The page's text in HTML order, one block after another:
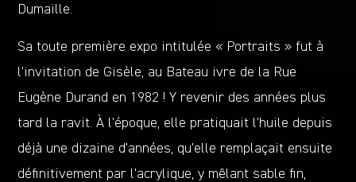
Dumaille.
Sa toute première expo intitulée « Portraits » fut à
l’invitation de Gisèle, au Bateau ivre de la Rue
Eugène Durand en 1982 ! Y revenir des années plus
tard la ravit. À l’époque, elle pratiquait l’huile depuis
déjà une dizaine d’années, qu’elle remplaçait ensuite
définitivement par l’acrylique, y mêlant sable fin,